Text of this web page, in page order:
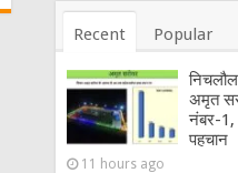
Recent Popular
अमृत
नंबर-1,
पहचान
11 hours ago